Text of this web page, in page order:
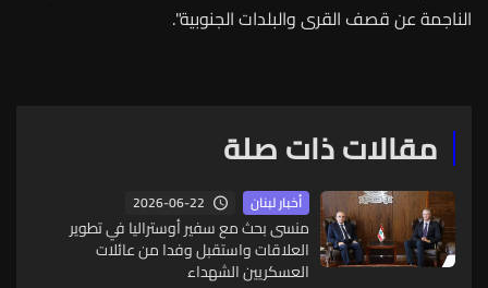
الناجمةعنقصفالقرىوالبلداتالجنوبية".
مقالات ذات صلة
أخبار لبنان 2026-06-22
منسى بحث مع سفير أوستراليا في تطوير
العلاقات واستقبل وفدا من عائلات
العسكريين الشهداء